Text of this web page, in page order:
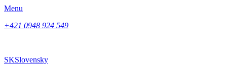
Menu
+421 0948 924 549
SKSlovensky